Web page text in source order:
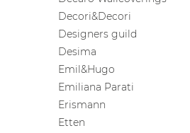
Decori&Decori
Designers guild
Desima
Emil&Hugo
Emiliana Parati
Erismann
Etten